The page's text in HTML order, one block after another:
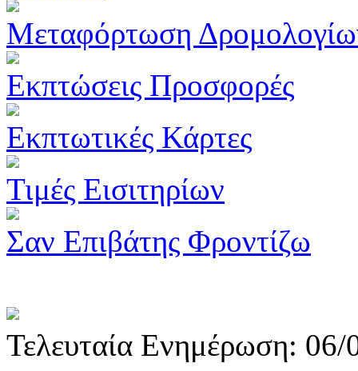
Μεταφόρτωση
Εκπτώσεις Προσφορές
Εκπτωτικές Κάρτες
Τιμές Εισιτηρίων
Σαν Επιβάτης Φροντίζω
Τελευταία Ενημέρωση: